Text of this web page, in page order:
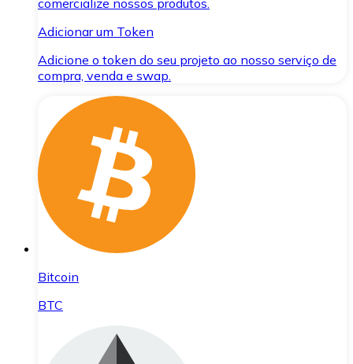
comercialize nossos produtos.
Adicionar um Token
Adicione o token do seu projeto ao nosso serviço de
compra, venda e swap.
Bitcoin
BTC